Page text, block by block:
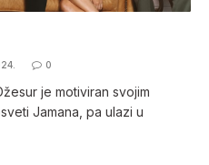
0
je motiviran svojim
Jamana, pa ulazi u